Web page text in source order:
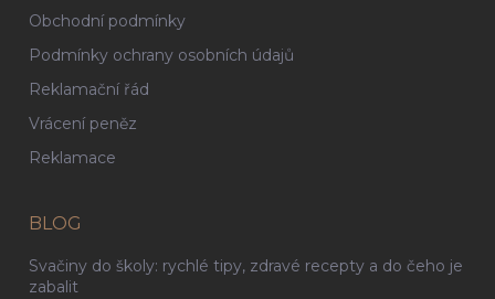
Obchodní podmínky
Podmínky ochrany osobních údajů
Reklamační řád
Vrácení peněz
Reklamace
BLOG
Svačiny do školy: rychlé tipy, zdravé recepty a do čeho je
zabalit